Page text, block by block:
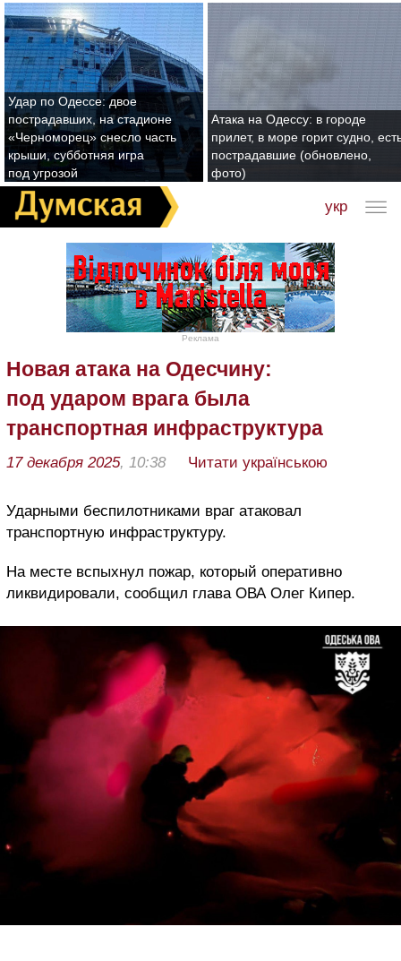
Удар по Одессе: двое
пострадавших, на стадионе
«Черноморец» снесло часть
крыши, субботняя игра
под угрозой
Атака на Одессу: в городе
прилет, в море горит судно,
пострадавшие (обновлено,
фото)
укр
Реклама
Новая атака на Одесчину:
под ударом врага была
транспортная инфраструктура
17 декабря 2025, 10:38 Читати українською
Ударными беспилотниками враг атаковал
транспортную инфраструктуру.
На месте вспыхнул пожар, который оперативно
ликвидировали, сообщил глава ОВА Олег Кипер.